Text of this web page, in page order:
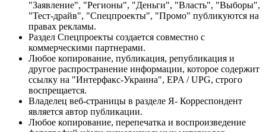
"Заявление", "Регионы", "Деньги", "Власть", "Выборы",
"Тест-драйв", "Спецпроекты", "Промо" публикуются на
правах рекламы.
Раздел Спецпроекты создается совместно с
коммерческими партнерами.
Любое копирование, публикация, републикация и
другое распространение информации, которое содержит
ссылку на "Интерфакс-Украина", EPA / UPG, строго
воспрещается.
Владелец веб-страницы в разделе Я- Корреспондент
является автор публикации.
Любое копирование, перепечатка и воспроизведение